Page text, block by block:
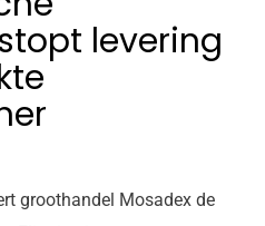
levering
groothandel Mosadex de